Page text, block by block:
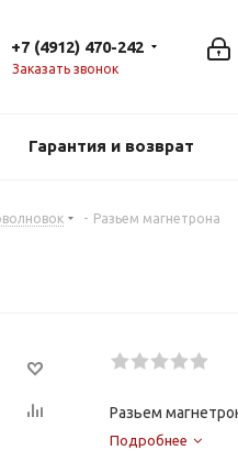
+7 (4912) 470-242
Заказать звонок
Гарантия и возврат
- Разьем магнетрона
Разьем
Подробнее